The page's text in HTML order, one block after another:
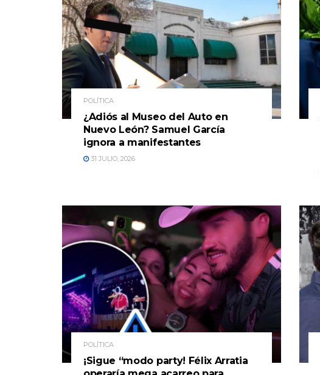
POLÍTICA
¿Adiós al Museo del Auto en
Nuevo León? Samuel García
ignora a manifestantes
31 JULIO, 2026
POLÍTICA
¡Sigue “modo party! Félix Arratia